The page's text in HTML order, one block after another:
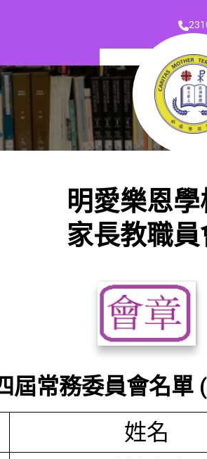
明愛樂恩學
家長教職員
屆常務委員會名單
姓名